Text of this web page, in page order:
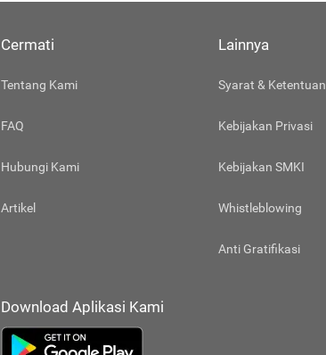
Cermati
Tentang Kami
FAQ
Hubungi Kami
Artikel
Lainnya
Syarat & Ketentuan
Kebijakan Privasi
Kebijakan SMKI
Whistleblowing
Anti Gratifikasi
Download Aplikasi Kami